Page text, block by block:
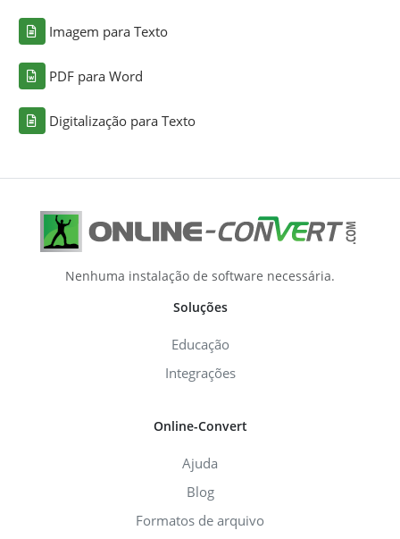
Imagem para Texto
PDF para Word
Digitalização para Texto
Nenhuma instalação de software necessária.
Soluções
Educação
Integrações
Online-Convert
Ajuda
Blog
Formatos de arquivo